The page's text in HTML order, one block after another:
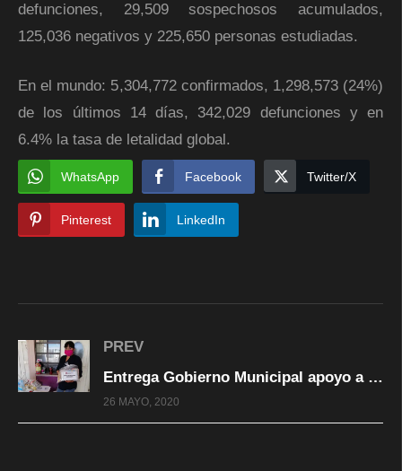
defunciones, 29,509 sospechosos acumulados,
125,036 negativos y 225,650 personas estudiadas.
En el mundo: 5,304,772 confirmados, 1,298,573 (24%)
de los últimos 14 días, 342,029 defunciones y en
6.4% la tasa de letalidad global.
WhatsApp Facebook Twitter/X
Pinterest LinkedIn
PREV
Entrega Gobierno Municipal apoyo a centros de atención infantil
26 MAYO, 2020